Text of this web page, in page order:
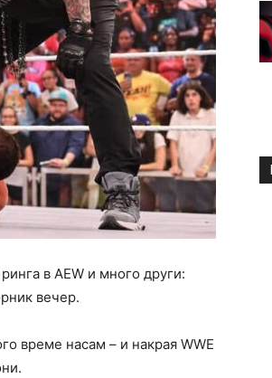
в AEW и много други:
вечер.
време насам – и накрая WWE